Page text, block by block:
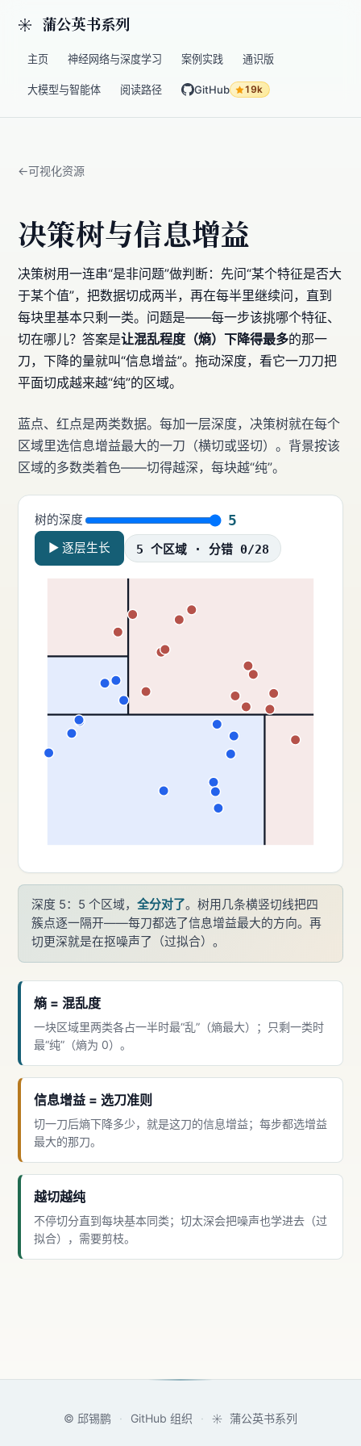
蒲公英书系列
主页 神经网络与深度学习 案例实践 通识版
大模型与智能体 阅读路径 GitHub 19k
可视化资源
决策树与信息增益
决策树用一连串“是非问题”做判断：先问“某个特征是否大
于某个值”，把数据切成两半，再在每半里继续问，直到
每块里基本只剩一类。问题是——每一步该挑哪个特征、
切在哪儿？答案是让混乱程度（熵）下降得最多的那一
刀，下降的量就叫“信息增益”。拖动深度，看它一刀刀把
平面切成越来越“纯”的区域。
蓝点、红点是两类数据。每加一层深度，决策树就在每个
区域里选信息增益最大的一刀（横切或竖切）。背景按该
区域的多数类着色——切得越深，每块越“纯”。
树的深度 5
▶ 逐层生长 5 个区域 · 分错 0/28
深度 5：5 个区域， 全分对了。树用几条横竖切线把四
簇点逐一隔开——每刀都选了信息增益最大的方向。再
切更深就是在抠噪声了（过拟合）。
熵 = 混乱度
一块区域里两类各占一半时最“乱”（熵最大）；只剩一类时
最“纯”（熵为 0）。
信息增益 = 选刀准则
切一刀后熵下降多少，就是这刀的信息增益；每步都选增益
最大的那刀。
越切越纯
不停切分直到每块基本同类；切太深会把噪声也学进去（过
拟合），需要剪枝。
© 邱锡鹏 · GitHub 组织 · 蒲公英书系列